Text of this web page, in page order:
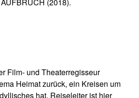
(2018).
Film- und Theaterregisseur
Heimat zurück, ein Kreisen um
hat. Reiseleiter ist hier